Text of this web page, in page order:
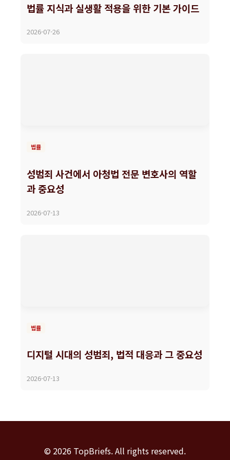
법률 지식과 실생활 적용을 위한 기본 가이드
2026-07-26
법률
성범죄 사건에서 아청법 전문 변호사의 역할
과 중요성
2026-07-13
법률
디지털 시대의 성범죄, 법적 대응과 그 중요성
2026-07-13
© 2026 TopBriefs. All rights reserved.